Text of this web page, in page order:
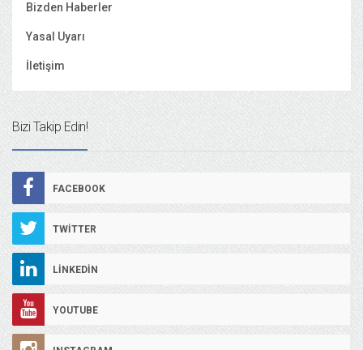
Bizden Haberler
Yasal Uyarı
İletişim
Bizi Takip Edin!
FACEBOOK
TWITTER
LINKEDIN
YOUTUBE